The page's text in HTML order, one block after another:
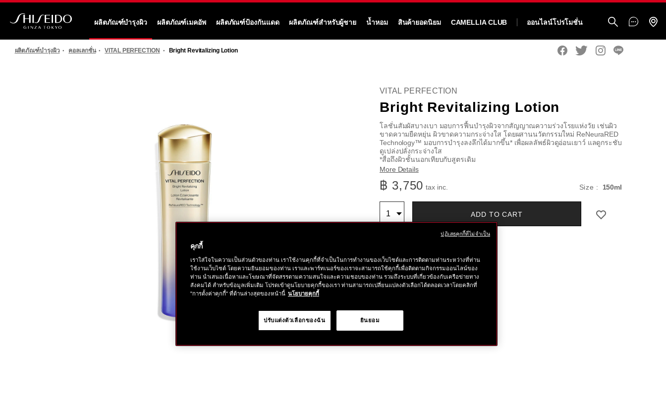
ข้าม
ละเอียด
หลักโด้
ผลิตภัณฑ์บำรุงผิว ผลิตภัณฑ์เมคอัพ ผลิตภัณฑ์ป้องกันแดด ผลิตภัณฑ์สำหรับผู้ชาย น้ำหอม สินค้ายอดนิยม CAMELLIA CLUB ออนไลน์โปรโมชั่น
ผลิตภัณฑ์บำรุงผิว คอลเลกชั่น VITAL PERFECTION Bright Revitalizing Lotion
VITAL PERFECTION
Bright Revitalizing Lotion
โลชั่นสัมผัสบางเบา มอบการฟื้นบำรุงผิวจากสัญญาณความร่วงโรยแห่งวัย เช่นผิว
ขาดความยืดหยุ่น ผิวขาดความกระจ่างใส โดยผสานนวัตกรรมใหม่ ReNeuraRED
Technology™ มอบการบำรุงลงลึกได้มากขึ้น* เพื่อผลลัพธ์ผิวดูอ่อนเยาว์ แลดูกระชับ
ดูเปล่งปลั่งกระจ่างใส
*สื่อถึงผิวชั้นนอกเทียบกับสูตรเดิม
More Details
ราย
ละเอียด
https://www.shiseido.co.th/th/vital-
perfection-
bright-
revitalizing-
lotion-
10121043101.html
ลำดับ
สินค้า
10121043101
฿ 3,750 tax inc.
แบบ
อื่น
ๆ
Size : 150ml
ตัว
การ
ใส่
สินค้า
ลง
ตะกร้า
สินค้า
จำนวน ADD TO CART
คุกกี้
เราใส่ใจในความเป็นส่วนตัวของท่าน เราใช้งานคุกกี้ที่จำเป็นในการทำงานของเว็บไซต์และการติดตามท่านระหว่างที่ท่าน
ใช้งานเว็บไซต์ โดยความยินยอมของท่าน เราและพาร์ทเนอร์ของเราจะสามารถใช้คุกกี้เพื่อติดตามกิจกรรมออนไลน์ของ
ท่าน นำเสนอเนื้อหาและโฆษณาที่จัดสรรตามความสนใจและความชอบของท่าน รวมถึงระบบที่เกี่ยวข้องกับเครือข่ายทาง
สังคมได้ สำหรับข้อมูลเพิ่มเติม โปรดเข้าดูนโยบายคุกกี้ของเรา ท่านสามารถเปลี่ยนแปลงตัวเลือกได้ตลอดเวลาโดยคลิกที่
"การตั้งค่าคุกกี้" ที่ด้านล่างสุดของหน้านี้ นโยบายคุกกี้
ยินยอม
ปรับแต่งตัวเลือกของฉัน
ปฏิเสธคุกกี้ที่ไม่จำเป็น